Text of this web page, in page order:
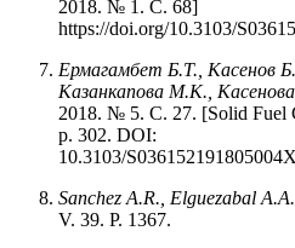
2018. № 1. C. 68]
https://doi.org/10.3103/
Ермагамбет Б.Т., Касенов
Казанкапова М.К.,
2018. № 5. С. 27. [Solid Fuel
p. 302. DOI:
10.3103/
Sanchez A.R., Elguezabal
V. 39. P. 1367.